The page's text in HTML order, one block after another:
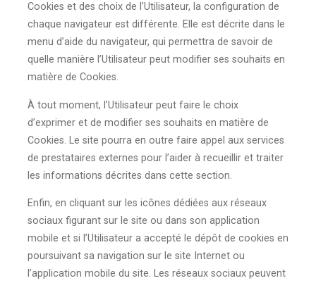
Cookies et des choix de l’Utilisateur, la configuration de
chaque navigateur est différente. Elle est décrite dans le
menu d’aide du navigateur, qui permettra de savoir de
quelle manière l’Utilisateur peut modifier ses souhaits en
matière de Cookies.
À tout moment, l’Utilisateur peut faire le choix
d’exprimer et de modifier ses souhaits en matière de
Cookies. Le site pourra en outre faire appel aux services
de prestataires externes pour l’aider à recueillir et traiter
les informations décrites dans cette section.
Enfin, en cliquant sur les icônes dédiées aux réseaux
sociaux figurant sur le site ou dans son application
mobile et si l’Utilisateur a accepté le dépôt de cookies en
poursuivant sa navigation sur le site Internet ou
l’application mobile du site. Les réseaux sociaux peuvent